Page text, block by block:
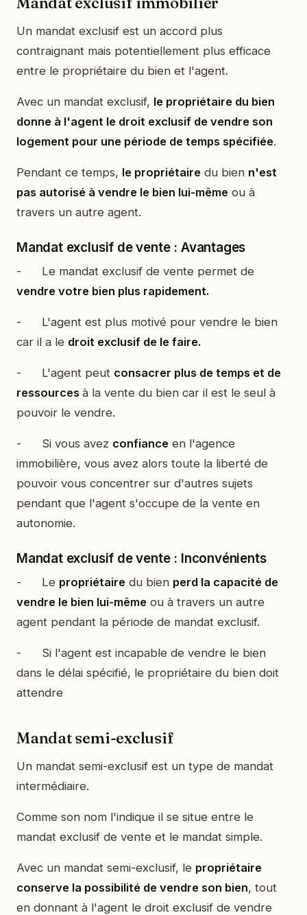
Un mandat exclusif est un accord plus
contraignant mais potentiellement plus efficace
entre le propriétaire du bien et l'agent.
Avec un mandat exclusif, le propriétaire du bien
donne à l'agent le droit exclusif de vendre son
logement pour une période de temps spécifiée.
Pendant ce temps, le propriétaire du bien n'est
pas autorisé à vendre le bien lui-même ou à
travers un autre agent.
Mandat exclusif de vente : Avantages
- Le mandat exclusif de vente permet de
vendre votre bien plus rapidement.
- L'agent est plus motivé pour vendre le bien
car il a le droit exclusif de le faire.
- L'agent peut consacrer plus de temps et de
ressources à la vente du bien car il est le seul à
pouvoir le vendre.
- Si vous avez confiance en l'agence
immobilière, vous avez alors toute la liberté de
pouvoir vous concentrer sur d'autres sujets
pendant que l'agent s'occupe de la vente en
autonomie.
Mandat exclusif de vente : Inconvénients
- Le propriétaire du bien perd la capacité de
vendre le bien lui-même ou à travers un autre
agent pendant la période de mandat exclusif.
- Si l'agent est incapable de vendre le bien
dans le délai spécifié, le propriétaire du bien doit
attendre
Mandat semi-exclusif
Un mandat semi-exclusif est un type de mandat
intermédiaire.
Comme son nom l'indique il se situe entre le
mandat exclusif de vente et le mandat simple.
Avec un mandat semi-exclusif, le propriétaire
conserve la possibilité de vendre son bien, tout
en donnant à l'agent le droit exclusif de vendre